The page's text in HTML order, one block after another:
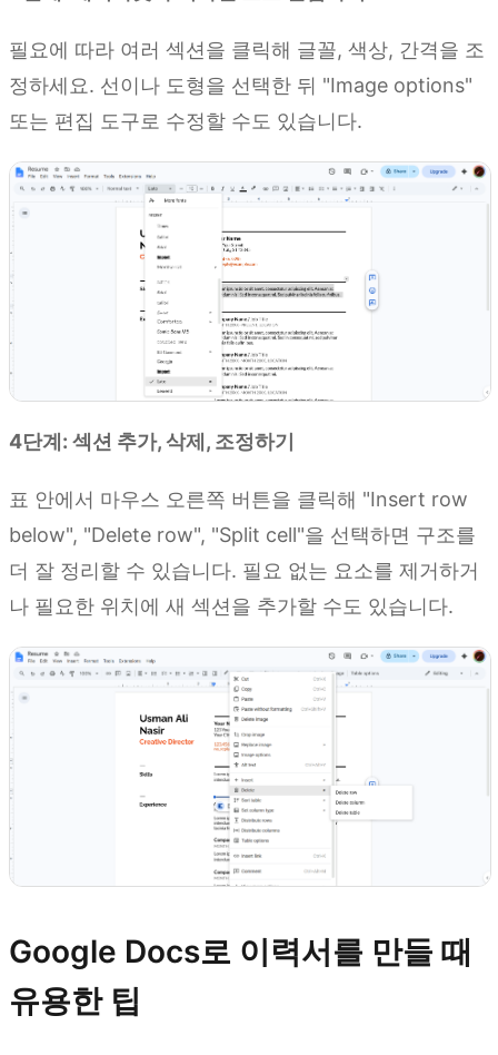
필요에 따라 여러 섹션을 클릭해 글꼴, 색상, 간격을 조
정하세요. 선이나 도형을 선택한 뒤 "Image options"
또는 편집 도구로 수정할 수도 있습니다.
4단계: 섹션 추가, 삭제, 조정하기
표 안에서 마우스 오른쪽 버튼을 클릭해 "Insert row
below", "Delete row", "Split cell"을 선택하면 구조를
더 잘 정리할 수 있습니다. 필요 없는 요소를 제거하거
나 필요한 위치에 새 섹션을 추가할 수도 있습니다.
Google Docs로 이력서를 만들 때
유용한 팁